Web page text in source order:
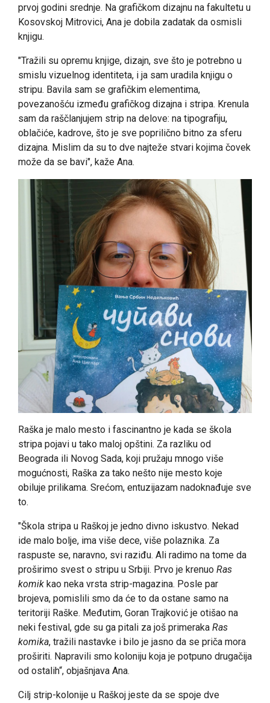
prvoj godini srednje. Na grafičkom dizajnu na fakultetu u
Kosovskoj Mitrovici, Ana je dobila zadatak da osmisli
knjigu.
"Tražili su opremu knjige, dizajn, sve što je potrebno u
smislu vizuelnog identiteta, i ja sam uradila knjigu o
stripu. Bavila sam se grafičkim elementima,
povezanošću između grafičkog dizajna i stripa. Krenula
sam da raščlanjujem strip na delove: na tipografiju,
oblačiće, kadrove, što je sve poprilično bitno za sferu
dizajna. Mislim da su to dve najteže stvari kojima čovek
može da se bavi", kaže Ana.
Raška je malo mesto i fascinantno je kada se škola
stripa pojavi u tako maloj opštini. Za razliku od
Beograda ili Novog Sada, koji pružaju mnogo više
mogućnosti, Raška za tako nešto nije mesto koje
obiluje prilikama. Srećom, entuzijazam nadoknađuje sve
to.
"Škola stripa u Raškoj je jedno divno iskustvo. Nekad
ide malo bolje, ima više dece, više polaznika. Za
raspuste se, naravno, svi raziđu. Ali radimo na tome da
proširimo svest o stripu u Srbiji. Prvo je krenuo Ras
komik kao neka vrsta strip-magazina. Posle par
brojeva, pomislili smo da će to da ostane samo na
teritoriji Raške. Međutim, Goran Trajković je otišao na
neki festival, gde su ga pitali za još primeraka Ras
komika, tražili nastavke i bilo je jasno da se priča mora
proširiti. Napravili smo koloniju koja je potpuno drugačija
od ostalih“, objašnjava Ana.
Cilj strip-kolonije u Raškoj jeste da se spoje dve